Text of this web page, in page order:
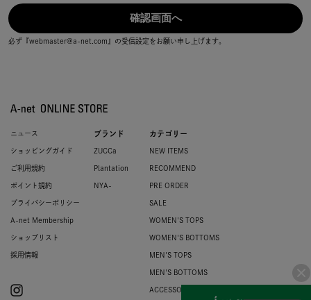
必ず『webmaster@a-net.com』の受信設定をお願い申し上げます。
ニュース
ショッピングガイド
ご利用規約
ポイント規約
プライバシーポリシー
A-net Membership
ショップリスト
採用情報
ブランド
ZUCCa
Plantation
NYA-
カテゴリー
NEW ITEMS
RECOMMEND
PRE ORDER
SALE
WOMEN'S TOPS
WOMEN'S BOTTOMS
MEN'S TOPS
MEN'S BOTTOMS
ACCESSORIES